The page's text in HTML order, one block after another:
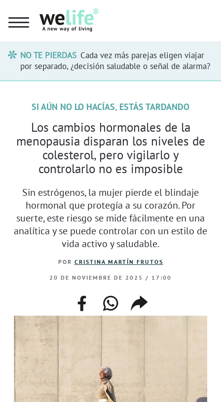
NO TE PIERDAS Cada vez más parejas eligen viajar
por separado, ¿decisión saludable o señal de alarma?
SI AÚN NO LO HACÍAS, ESTÁS TARDANDO
Los cambios hormonales de la
menopausia disparan los niveles de
colesterol, pero vigilarlo y
controlarlo no es imposible
Sin estrógenos, la mujer pierde el blindaje
hormonal que protegía a su corazón. Por
suerte, este riesgo se mide fácilmente en una
analítica y se puede controlar con un estilo de
vida activo y saludable.
POR CRISTINA MARTÍN FRUTOS
20 DE NOVIEMBRE DE 2025 / 17:00
facebookwhatsappcompartir
enlace